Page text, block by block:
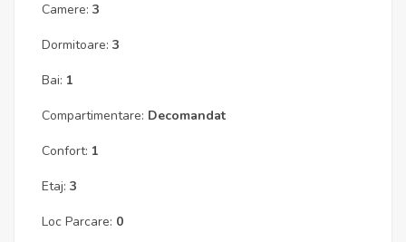
Camere: 3
Dormitoare: 3
Bai: 1
Compartimentare: Decomandat
Confort: 1
Etaj: 3
Loc Parcare: 0